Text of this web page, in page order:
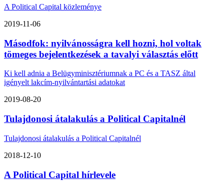
A Political Capital közleménye
2019-11-06
Másodfok: nyilvánosságra kell hozni, hol voltak
tömeges bejelentkezések a tavalyi választás előtt
Ki kell adnia a Belügyminisztériumnak a PC és a TASZ által
igényelt lakcím-nyilvántartási adatokat
2019-08-20
Tulajdonosi átalakulás a Political Capitalnél
Tulajdonosi átalakulás a Political Capitalnél
2018-12-10
A Political Capital hírlevele